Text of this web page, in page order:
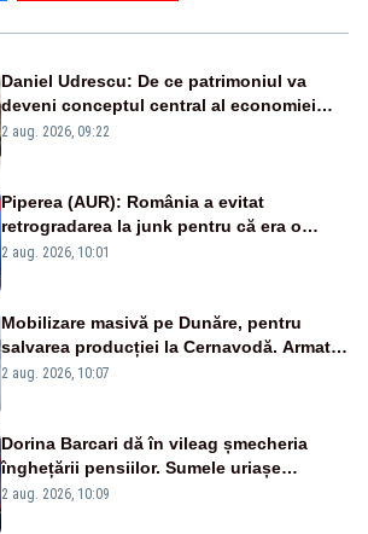
Daniel Udrescu: De ce patrimoniul va
deveni conceptul central al economiei
viitoare?
2 aug. 2026, 09:22
Piperea (AUR): România a evitat
retrogradarea la junk pentru că era o
catastrofă pentru bănci și fondurile de
2 aug. 2026, 10:01
Mobilizare masivă pe Dunăre, pentru
salvarea producției la Cernavodă. Armata
va detona o stâncă și va devia apa
2 aug. 2026, 10:07
Dorina Barcari dă în vileag șmecheria
înghețării pensiilor. Sumele uriașe
pierdute de fiecare român
2 aug. 2026, 10:09